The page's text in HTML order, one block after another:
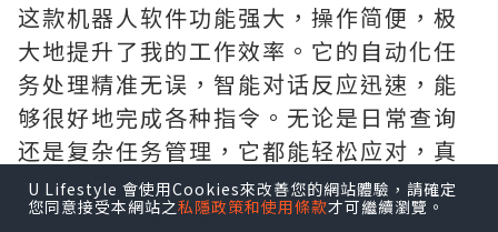
这款机器人软件功能强大，操作简便，极
大地提升了我的工作效率。它的自动化任
务处理精准无误，智能对话反应迅速，能
够很好地完成各种指令。无论是日常查询
还是复杂任务管理，它都能轻松应对，真
正成为了我工作中的得力助手。整体体验
非常满意，强烈推荐.需要的拿去吧,官网
U Lifestyle 會使用Cookies來改善您的網站體驗，請確定
您同意接受本網站之私隱政策和使用條款才可繼續瀏覽。